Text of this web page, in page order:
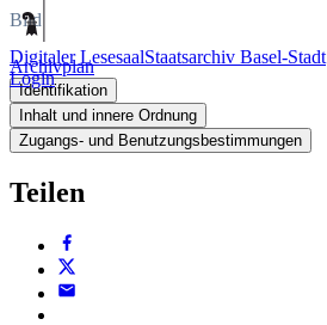
Digitaler LesesaalStaatsarchiv Basel-Stadt
Login
Bild
Archivplan
Identifikation
Inhalt und innere Ordnung
Zugangs- und Benutzungsbestimmungen
Teilen